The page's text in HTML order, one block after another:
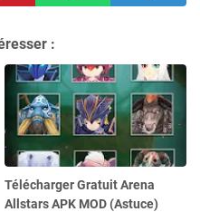
:
Télécharger Gratuit Arena
Allstars APK MOD (Astuce)